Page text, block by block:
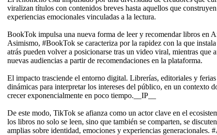
viralizan títulos con contenidos breves hasta aquellos que
experiencias emocionales vinculadas a la lectura.
BookTok impulsa una nueva forma de leer y recomendar libros en
Asimismo, #BookTok se caracteriza por la rapidez con la que
atrás pueden volver a posicionarse tras un video viral, mientras que
nuevas audiencias a partir de recomendaciones en la plataforma.
El impacto trasciende el entorno digital. Librerías, editoriales y
dinámicas para interpretar los intereses del público, en un contexto
crecer exponencialmente en poco tiempo.__IP__
De este modo, TikTok se afianza como un actor clave en el
los libros no solo se leen, sino que también se comparten, se
amplias sobre identidad, emociones y experiencias generacionales.